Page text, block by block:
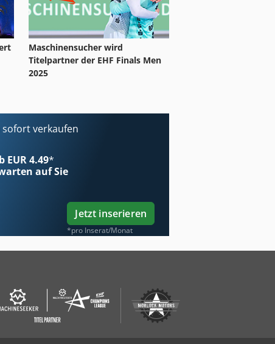
Maschinensucher wird
Titelpartner der EHF Finals Men
2025
verkaufen
EUR 4.49*
auf Sie
Jetzt inserieren
*pro Inserat/Monat